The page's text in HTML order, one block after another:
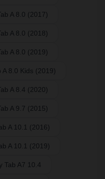
A 8.0 (2017)
A 8.0 (2018)
A 8.0 (2019)
A 8.0 Kids (2019)
A 8.4 (2020)
A 9.7 (2015)
A 10.1 (2016)
A 10.1 (2019)
Tab A7 10.4